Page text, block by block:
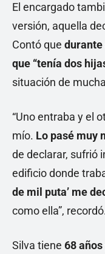
El encargado
versión, aquella
Contó que
que “tenía dos
situación de
“Uno entraba y el
mío. Lo pasé muy
de declarar, sufrió
edificio donde
de mil puta’ me
como ella”,
Silva tiene 68 años